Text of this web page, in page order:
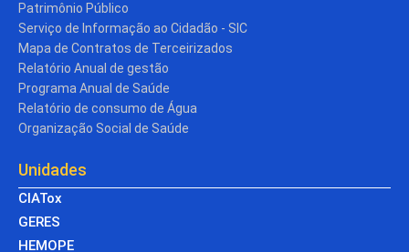
Patrimônio Público
Serviço de Informação ao Cidadão - SIC
Mapa de Contratos de Terceirizados
Relatório Anual de gestão
Programa Anual de Saúde
Relatório de consumo de Água
Organização Social de Saúde
Unidades
CIATox
GERES
HEMOPE